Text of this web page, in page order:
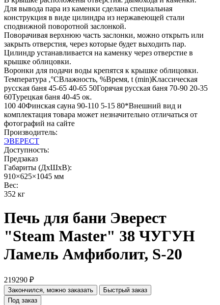
Для вывода пара из каменки сделана специальная
конструкция в виде цилиндра из нержавеющей стали
сподвижной поворотной заслонкой.
Поворачивая верхнюю часть заслонки, можно открыть или
закрыть отверстия, через которые будет выходить пар.
Цилиндр устанавливается на каменку через отверстие в
крышке облицовки.
Воронки для подачи воды крепятся к крышке облицовки.
Температура ,°СВлажность, %Время, t (min)Классическая
русская баня 45-65 40-65 50Горячая русская баня 70-90 20-35
60Турецкая баня 40-45 ок.
100 40Финская сауна 90-110 5-15 80*Внешний вид и
комплектация товара может незначительно отличаться от
фотографий на сайте
Производитель:
ЭВЕРЕСТ
Доступность:
Предзаказ
Габариты (ДхШхВ):
910×625×1045 мм
Вес:
352 кг
Печь для бани Эверест
"Steam Master" 38 ЧУГУН
Ламель Амфиболит, S-20
219290 ₽
Закончился, можно заказать
Быстрый заказ
Под заказ